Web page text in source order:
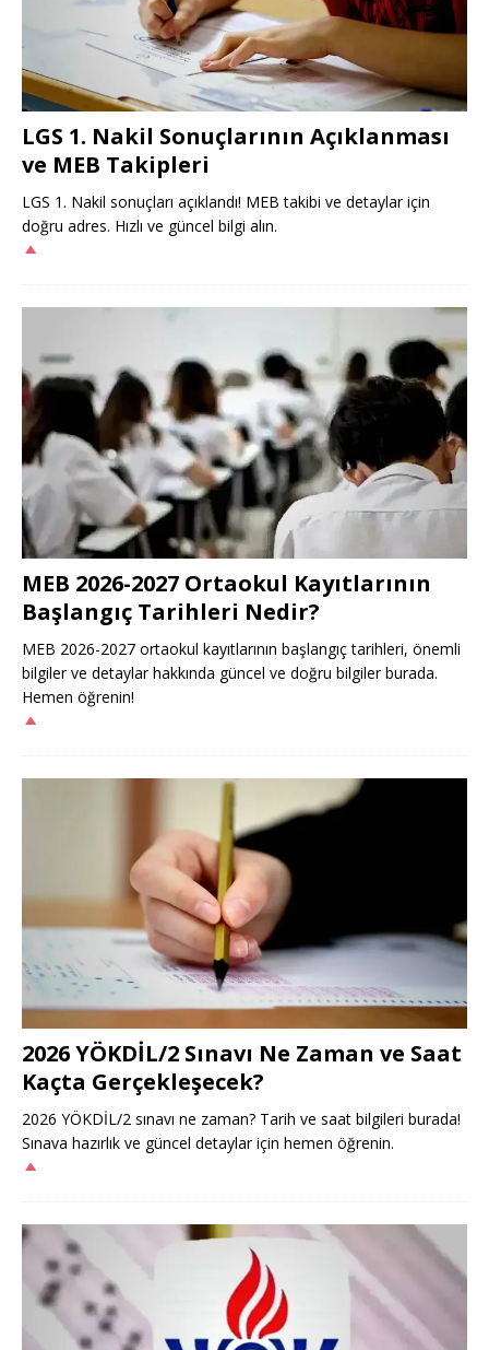
LGS 1. Nakil Sonuçlarının Açıklanması
ve MEB Takipleri
LGS 1. Nakil sonuçları açıklandı! MEB takibi ve detaylar için
doğru adres. Hızlı ve güncel bilgi alın.
MEB 2026-2027 Ortaokul Kayıtlarının
Başlangıç Tarihleri Nedir?
MEB 2026-2027 ortaokul kayıtlarının başlangıç tarihleri, önemli
bilgiler ve detaylar hakkında güncel ve doğru bilgiler burada.
Hemen öğrenin!
2026 YÖKDİL/2 Sınavı Ne Zaman ve Saat
Kaçta Gerçekleşecek?
2026 YÖKDİL/2 sınavı ne zaman? Tarih ve saat bilgileri burada!
Sınava hazırlık ve güncel detaylar için hemen öğrenin.